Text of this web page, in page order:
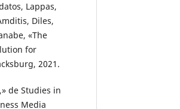
Lappas,
Diles,
«The
for
2021.
de Studies in
Media